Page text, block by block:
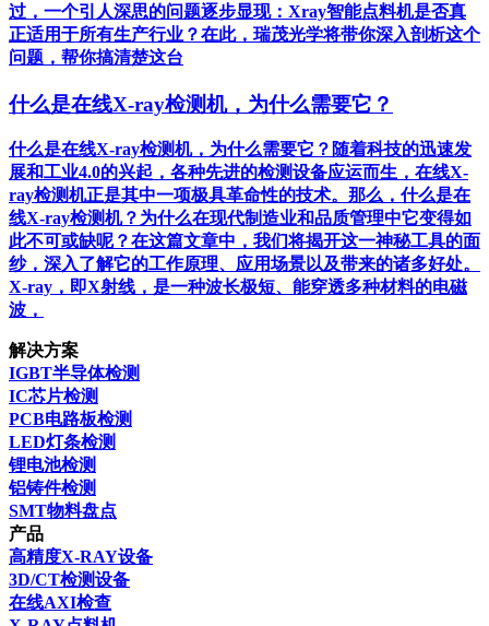
过，一个引人深思的问题逐步显现：Xray智能点料机是否真
正适用于所有生产行业？在此，瑞茂光学将带你深入剖析这个
问题，帮你搞清楚这台
什么是在线X-ray检测机，为什么需要它？
什么是在线X-ray检测机，为什么需要它？随着科技的迅速发
展和工业4.0的兴起，各种先进的检测设备应运而生，在线X-
ray检测机正是其中一项极具革命性的技术。那么，什么是在
线X-ray检测机？为什么在现代制造业和品质管理中它变得如
此不可或缺呢？在这篇文章中，我们将揭开这一神秘工具的面
纱，深入了解它的工作原理、应用场景以及带来的诸多好处。
X-ray，即X射线，是一种波长极短、能穿透多种材料的电磁
波，
解决方案
IGBT半导体检测
IC芯片检测
PCB电路板检测
LED灯条检测
锂电池检测
铝铸件检测
SMT物料盘点
产品
高精度X-RAY设备
3D/CT检测设备
在线AXI检查